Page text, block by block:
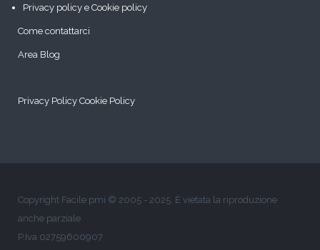
Privacy policy e Cookie policy
Come contattarci
Area Blog
Privacy Policy Cookie Policy
Copyright Facile pmi © 2005 - 2025. È vietata la riproduzione
anche parziale
P.Iva 02759600907